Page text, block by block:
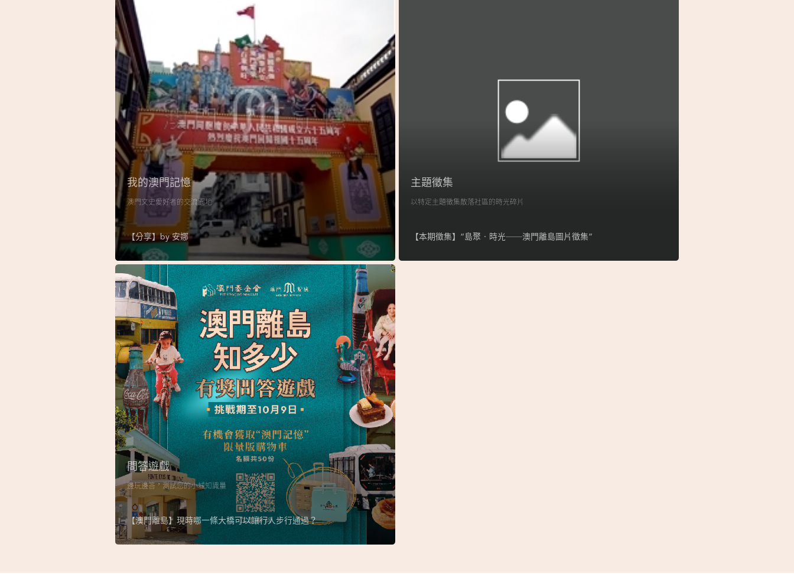
我的澳門記憶
澳門文史愛好者的交流園地
【分享】by安娜
主題徵集
以特定主題徵集散落社區的時光碎片
【本期徵集】“島聚‧時光──澳門離島圖片徵集”
問答遊戲
邊玩邊答，測試您的小城知識量
【澳門離島】現時哪一條大橋可以讓行人步行通過？